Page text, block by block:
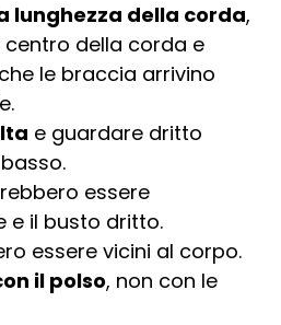
lunghezza della corda,
della corda e
le braccia arrivino
e guardare dritto
essere
e il busto dritto.
essere vicini al corpo.
il polso, non con le